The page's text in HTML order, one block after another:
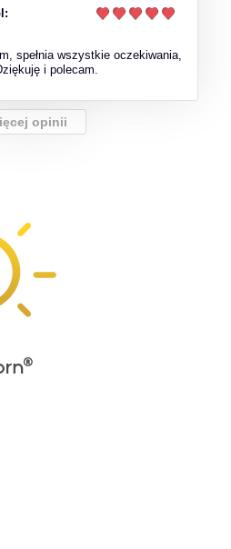
spełnia wszystkie oczekiwania,
i polecam.
opinii